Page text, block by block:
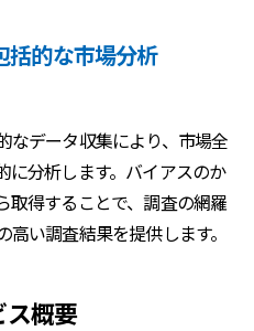
括的な市場分析
なデータ収集により、市場全
に分析します。バイアスのか
取得することで、調査の網羅
い調査結果を提供します。
ス概要